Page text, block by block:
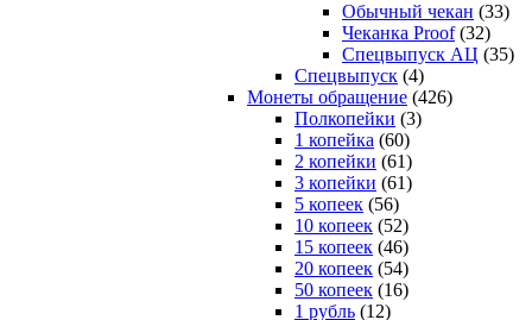
Обычный чекан (33)
Чеканка Proof(32)
Спецвыпуск АЦ (35)
Спецвыпуск (4)
Монеты обращение (426)
Полкопейки (3)
1 копейка (60)
2 копейки (61)
3 копейки (61)
5 копеек (56)
10 копеек (52)
15 копеек (46)
20 копеек (54)
50 копеек (16)
1 рубль (12)